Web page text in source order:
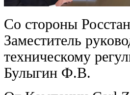
Со стороны
Заместитель
техническому
Булыгин Ф.В.